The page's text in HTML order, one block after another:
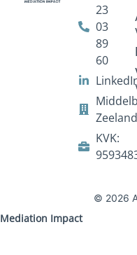
23
03
89
60
Zeeland
KVK:
© 2026
Mediation Impact